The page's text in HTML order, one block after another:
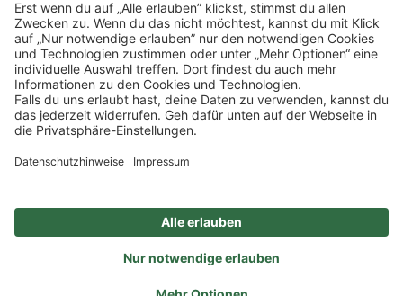
BESUCHEN SIE UNS
Alle Preise inkl. gesetzl. Mehrwertsteuer zzgl. Versandkosten und ggf.
Nachnahmegebühren, wenn nicht anders angegeben.
Zertifizierter Bio-Fachhändler